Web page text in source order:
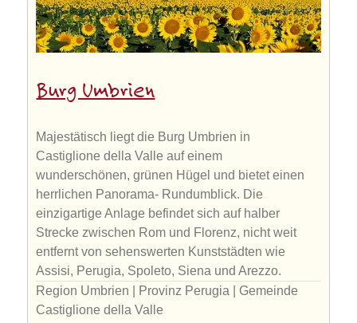
Burg Umbrien
Majestätisch liegt die Burg Umbrien in
Castiglione della Valle auf einem
wunderschönen, grünen Hügel und bietet einen
herrlichen Panorama- Rundumblick. Die
einzigartige Anlage befindet sich auf halber
Strecke zwischen Rom und Florenz, nicht weit
entfernt von sehenswerten Kunststädten wie
Assisi, Perugia, Spoleto, Siena und Arezzo.
Region Umbrien | Provinz Perugia | Gemeinde
Castiglione della Valle